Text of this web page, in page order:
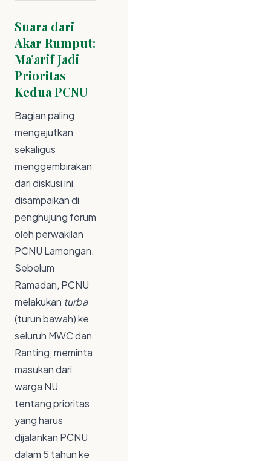
Suara dari
Akar Rumput:
Ma’arif Jadi
Prioritas
Kedua PCNU
Bagian paling
mengejutkan
sekaligus
menggembirakan
dari diskusi ini
disampaikan di
penghujung forum
oleh perwakilan
PCNU Lamongan.
Sebelum
Ramadan, PCNU
melakukan turba
(turun bawah) ke
seluruh MWC dan
Ranting, meminta
masukan dari
warga NU
tentang prioritas
yang harus
dijalankan PCNU
dalam 5 tahun ke